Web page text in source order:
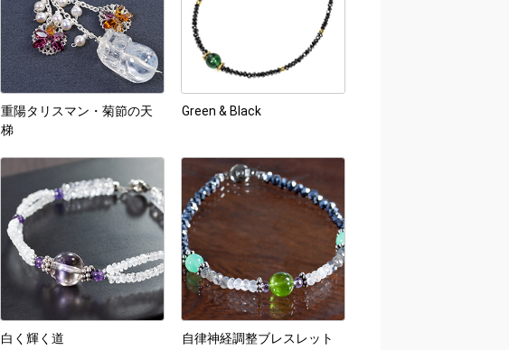
重陽タリスマン・菊節の天
梯
Green & Black
白く輝く道 自律神経調整ブレスレット